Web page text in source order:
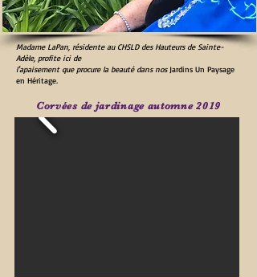
Madame LaPan, résidente au CHSLD des Hauteurs de Sainte-
Adèle, profite ici de
l'apaisement que procure la beauté dans nos Jardins Un Paysage
en Héritage.
Corvées de jardinage automne 2019